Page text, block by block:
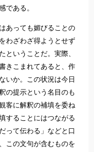
である。
あっても媚びることの
わざわざ得ようとせず
ということだ。実際、
きこまれてあると、作
いか。この状況は今日
の提示という名目のも
客に解釈の補填を委ね
することにはつながる
って伝わる」などと口
この文句が含むものを